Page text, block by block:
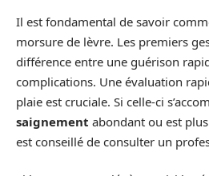
Il est fondamental de savoir
morsure de lèvre. Les premiers
différence entre une guérison
complications. Une évaluation
plaie est cruciale. Si celle-ci
saignement abondant ou est
est conseillé de consulter un